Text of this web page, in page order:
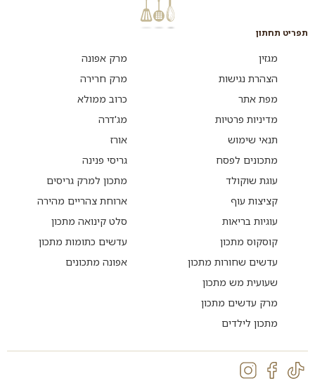
תפריט תחתון
מגזין
הצהרת נגישות
מפת אתר
מדיניות פרטיות
תנאי שימוש
מתכונים לפסח
עוגת שוקולד
קציצות עוף
עוגיות בריאות
קוסקוס מתכון
עדשים שחורות מתכון
שעועית מש מתכון
מרק עדשים מתכון
מתכון לילדים
מרק אפונה
מרק חרירה
כרוב ממולא
מג'דרה
אורז
גריסי פנינה
מתכון למרק גריסים
ארוחת צהריים מהירה
סלט קינואה מתכון
עדשים כתומות מתכון
אפונה מתכונים